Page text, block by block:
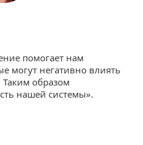
помогает нам
могут негативно влиять
образом
нашей системы».